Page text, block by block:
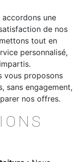
accordons une
de nos
tout en
personnalisé,
vous proposons
sans engagement,
nos offres.